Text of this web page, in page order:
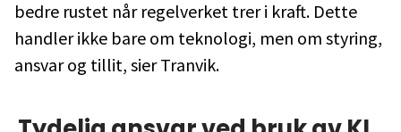
bedre rustet når regelverket trer i kraft. Dette
handler ikke bare om teknologi, men om styring,
ansvar og tillit, sier Tranvik.